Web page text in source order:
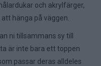
och akrylfärger,
hänga på väggen.
ni tillsammans sy till
är inte bara ett toppen
passar deras alldeles